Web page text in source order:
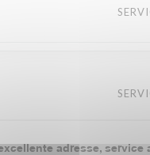
adresse, service